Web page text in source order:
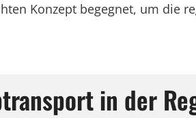
Konzept begegnet, um die
in der